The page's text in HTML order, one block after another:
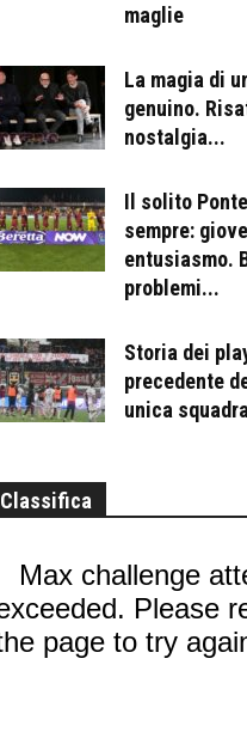
maglie
La magia di
genuino.
nostalgia...
Il solito
sempre:
entusiasmo.
problemi...
Storia dei
precedente
unica
Classifica